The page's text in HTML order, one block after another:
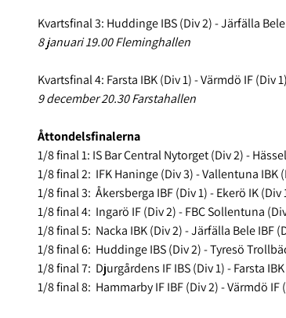
Kvartsfinal 3: Huddinge IBS (Div 2) - Järfälla Bele
8 januari 19.00 Fleminghallen
Kvartsfinal 4: Farsta IBK (Div 1) - Värmdö IF (Div 1)
9 december 20.30 Farstahallen
Åttondelsfinalerna
1/8 final 1: IS Bar Central Nytorget (Div 2) -
1/8 final 2: IFK Haninge (Div 3) - Vallentuna IBK
1/8 final 3: Åkersberga IBF (Div 1) - Ekerö IK (Div
1/8 final 4: Ingarö IF (Div 2) - FBC Sollentuna
1/8 final 5: Nacka IBK (Div 2) - Järfälla Bele IBF
1/8 final 6: Huddinge IBS (Div 2) - Tyresö
1/8 final 7: Djurgårdens IF IBS (Div 1) - Farsta
1/8 final 8: Hammarby IF IBF (Div 2) - Värmdö IF